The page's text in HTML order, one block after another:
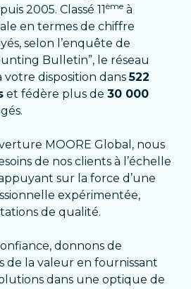
2005. Classé 11ème à
en termes de chiffre
selon l’enquête de
Bulletin”, le réseau
votre disposition dans522
et fédère plus de 30 000
MOORE Global, nous
de nos clients à l’échelle
sur la force d’une
expérimentée,
de qualité.
donnons de
de la valeur en fournissant
dans une optique de